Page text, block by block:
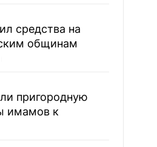
средства на
общинам
пригородную
имамов к